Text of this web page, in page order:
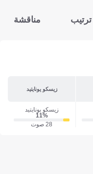
ترتيب مناقشة
زيسكو يونايتيد
زيسكو يونايتيد
11‎%‎
28 صوت